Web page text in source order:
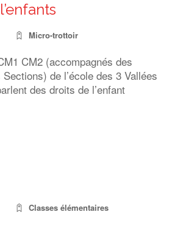
Micro-trottoir
CM2 (accompagnés des
de l’école des 3 Vallées
des droits de l’enfant
Classes élémentaires